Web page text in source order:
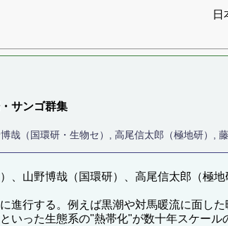
日
サンゴ群集
（国環研・生物セ）, 高尾信太郎（極地研）,
山野博哉（国環研）、高尾信太郎（極
進行する。例えば黒潮や対馬暖流に面し
いった生態系の"熱帯化"が数十年スケー